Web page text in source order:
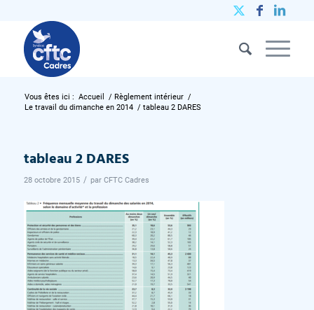
Vous êtes ici : Accueil / Règlement intérieur /
Le travail du dimanche en 2014 / tableau 2 DARES
tableau 2 DARES
28 octobre 2015 / par CFTC Cadres